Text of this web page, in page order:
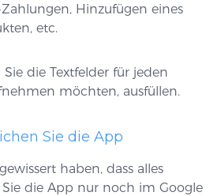
Hinzufügen eines
etc.
die Textfelder für jeden
möchten, ausfüllen.
Sie die App
haben, dass alles
Sie die App nur noch im Google